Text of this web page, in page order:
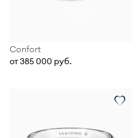
Confort
от 385 000 руб.